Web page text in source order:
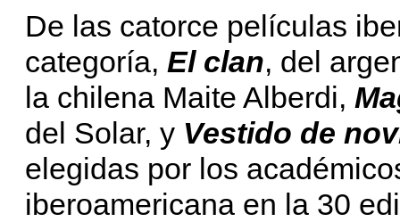
De las catorce películas
categoría, El clan, del
la chilena Maite Alberdi,
del Solar, y Vestido de
elegidas por los
iberoamericana en la 30